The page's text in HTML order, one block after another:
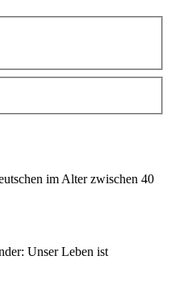
im Alter zwischen 40
Unser Leben ist